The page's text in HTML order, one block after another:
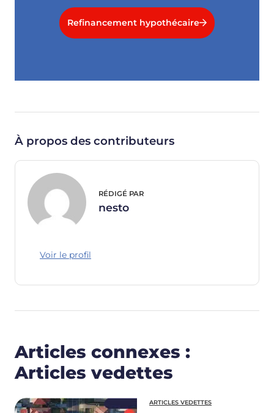
Refinancement hypothécaire
À propos des contributeurs
RÉDIGÉ PAR
nesto
Voir le profil
Articles connexes :
Articles vedettes
ARTICLES VEDETTES